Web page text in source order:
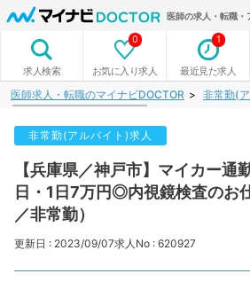
医師の求人・転職・
求人検索 お気に入り求人
0
最近見た求人
1
医師求人・転職のマイナビDOCTOR 非常勤(
非常勤(アルバイト)求人
【兵庫県／神戸市】マイカー
日・1日7万円◎内視鏡検査のお
／非常勤）
更新日 : 2023/09/07求人No : 620927